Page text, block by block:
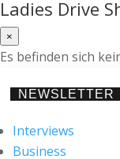
Ladies Drive
×
Es befinden sich
NEWSLETTER
Interviews
Business